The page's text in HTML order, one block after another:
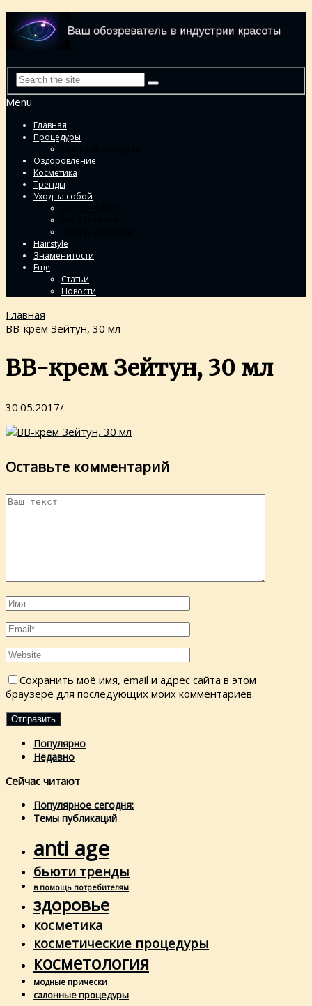
Menu
Главная
Процедуры
Оздоровление
Косметика
Тренды
Уход за собой
Hairstyle
Знаменитости
Еще
Статьи
Новости
Главная
BB-крем Зейтун, 30 мл
BB-крем Зейтун, 30 мл
30.05.2017/
Оставьте комментарий
Сохранить моё имя, email и адрес сайта в этом
браузере для последующих моих комментариев.
Популярно
Недавно
Сейчас читают
Популярное сегодня:
Темы публикаций
anti age
бьюти тренды
в помощь потребителям
здоровье
косметика
косметические процедуры
косметология
модные прически
салонные процедуры